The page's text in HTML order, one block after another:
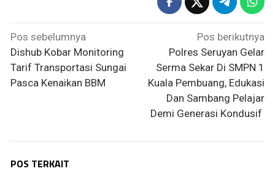
Navigasi
pos
Pos sebelumnya
Dishub Kobar Monitoring
Tarif Transportasi Sungai
Pasca Kenaikan BBM
Pos berikutnya
Polres Seruyan Gelar
Serma Sekar Di SMPN 1
Kuala Pembuang, Edukasi
Dan Sambang Pelajar
Demi Generasi Kondusif
POS TERKAIT